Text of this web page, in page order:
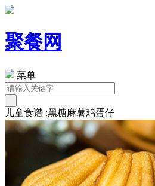
聚餐网
菜单
儿童食谱 :黑糖麻薯鸡蛋仔